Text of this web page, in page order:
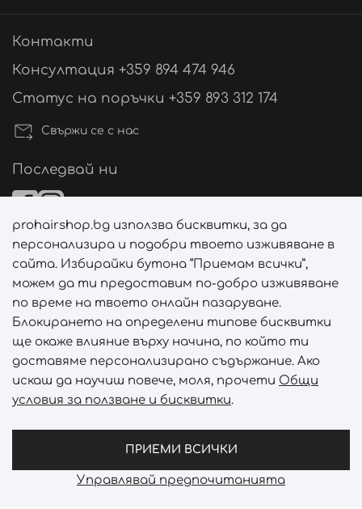
Контакти
Консултация +359 894 474 946
Статус на поръчки +359 893 312 174
Свържи се с нас
Последвай ни
Начини на плащане
Начини на доставка
Отключи ексклузивни отстъпки и лимитирани
Prohair Shop © 2026 - Всички права запазени
prohairshop.bg използва бисквитки, за да
персонализира и подобри твоето изживяване в
сайта. Избирайки бутона “Приемам всички”,
можем да ти предоставим по-добро изживяване
по време на твоето онлайн пазаруване.
Блокирането на определени типове бисквитки
ще окаже влияние върху начина, по който ти
доставяме персонализирано съдържание. Ако
искаш да научиш повече, моля, прочети Общи
условия за ползване и бисквитки.
ПРИЕМИ ВСИЧКИ
Управлявай предпочитанията